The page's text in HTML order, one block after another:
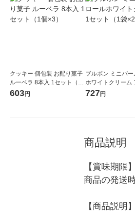
クッキー 個包装 お配り菓子
ルーベラ 8本入 1セット（1
個×3）
603円
ブルボン ミニバ
ホワイトクリーム
（1袋×2）
727円
商品説明
【賞味期限】
商品の発送
【商品説明】